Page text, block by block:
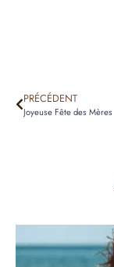
PRÉCÉDENT
Joyeuse Fête des Mères